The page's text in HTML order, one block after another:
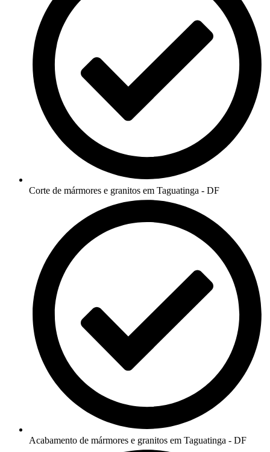
Corte de mármores e granitos em Taguatinga - DF
Acabamento de mármores e granitos em Taguatinga - DF